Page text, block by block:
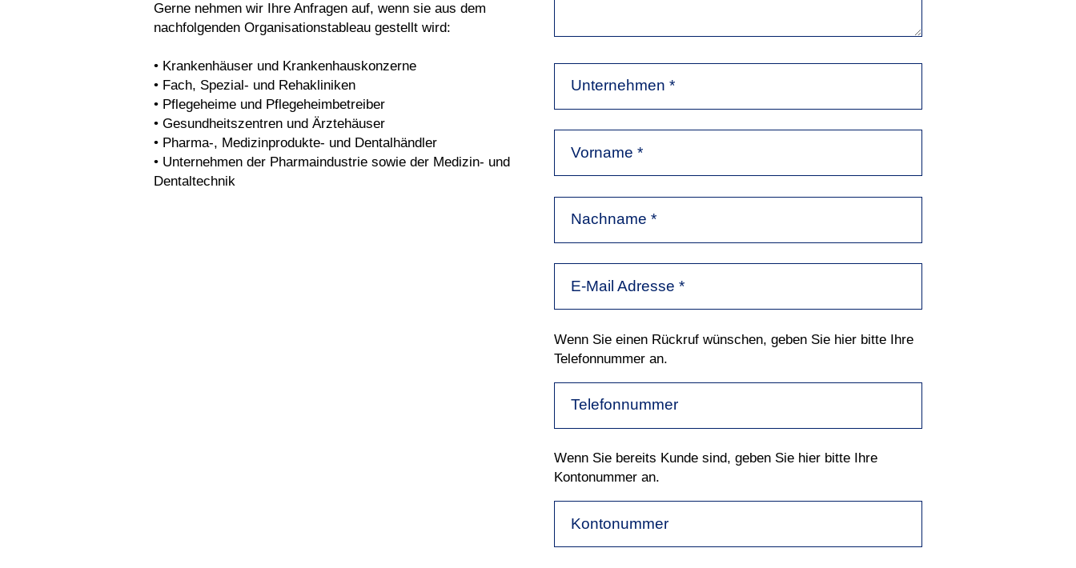
Gerne nehmen wir Ihre Anfragen auf, wenn sie aus dem
nachfolgenden Organisationstableau gestellt wird:
• Krankenhäuser und Krankenhauskonzerne
• Fach, Spezial- und Rehakliniken
• Pflegeheime und Pflegeheimbetreiber
• Gesundheitszentren und Ärztehäuser
• Pharma-, Medizinprodukte- und Dentalhändler
• Unternehmen der Pharmaindustrie sowie der Medizin- und
Dentaltechnik
Unternehmen *
Vorname *
Nachname *
E-Mail Adresse *
Wenn Sie einen Rückruf wünschen, geben Sie hier bitte Ihre
Telefonnummer an.
Telefonnummer
Wenn Sie bereits Kunde sind, geben Sie hier bitte Ihre
Kontonummer an.
Kontonummer